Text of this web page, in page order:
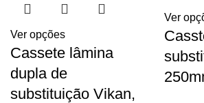
Ver opções
Cassete lâmina
dupla de
substituição Vikan,
Ver